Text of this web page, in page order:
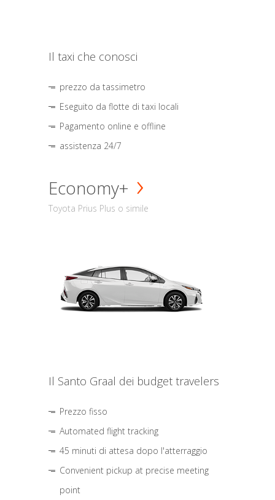
Il taxi che conosci
prezzo da tassimetro
Eseguito da flotte di taxi locali
Pagamento online e offline
assistenza 24/7
Economy+
Toyota Prius Plus o simile
Il Santo Graal dei budget travelers
Prezzo fisso
Automated flight tracking
45 minuti di attesa dopo l'atterraggio
Convenient pickup at precise meeting
point